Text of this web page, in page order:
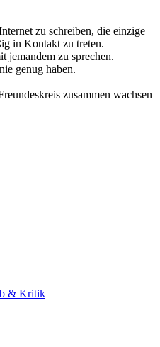
zu schreiben, die einzige
in Kontakt zu treten.
jemandem zu sprechen.
genug haben.
zusammen wachsen
& Kritik